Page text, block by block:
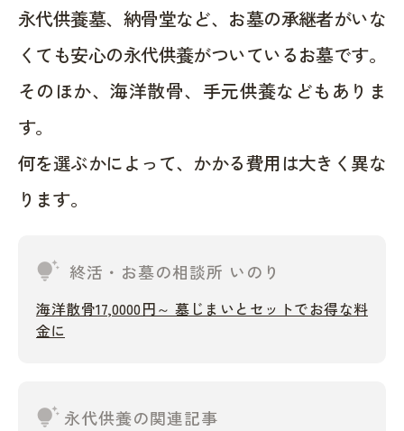
永代供養墓、納骨堂など、お墓の承継者がいな
くても安心の永代供養がついているお墓です。
そのほか、海洋散骨、手元供養などもありま
す。
何を選ぶかによって、かかる費用は大きく異な
ります。
tips_and_updates 終活・お墓の相談所 いのり
海洋散骨17,0000円～ 墓じまいとセットでお得な料
金に
tips_and_updates 永代供養の関連記事